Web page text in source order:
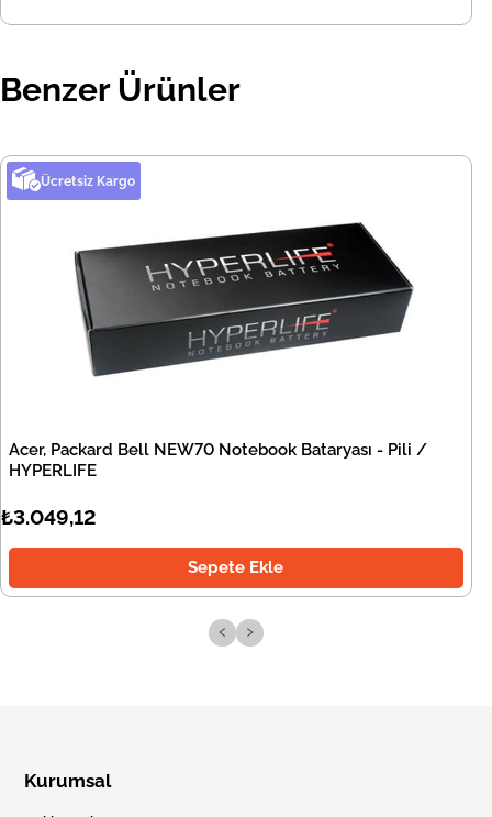
Benzer Ürünler
Ücretsiz Kargo
Acer, Packard Bell NEW70 Notebook Bataryası - Pili /
HYPERLIFE
₺3.049,12
Sepete Ekle
‹ ›
Kurumsal